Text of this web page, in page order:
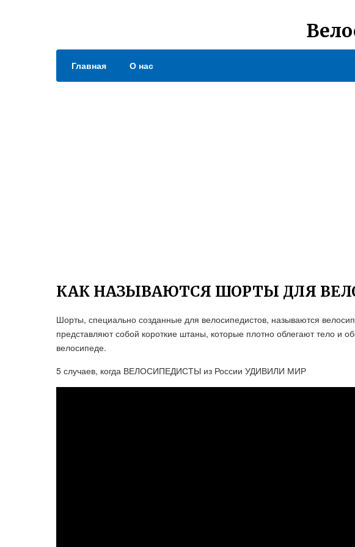
Главная О нас
КАК НАЗЫВАЮТСЯ ШОРТЫ ДЛЯ
Шорты, специально созданные для велосипедистов, называются
представляют собой короткие штаны, которые плотно облегают тело и
велосипеде.
5 случаев, когда ВЕЛОСИПЕДИСТЫ из России УДИВИЛИ МИР